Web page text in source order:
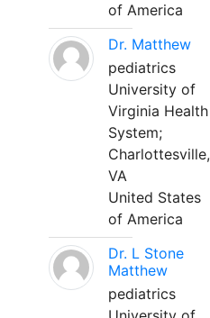
of America
Dr. Matthew
pediatrics
University of
Virginia Health
System;
Charlottesville,
VA
United States
of America
Dr. L Stone
Matthew
pediatrics